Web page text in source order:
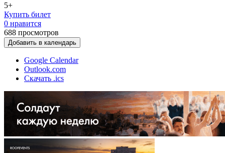
5+
Купить билет
0 нравится
688 просмотров
Добавить в календарь
Google Calendar
Outlook.com
Скачать .ics